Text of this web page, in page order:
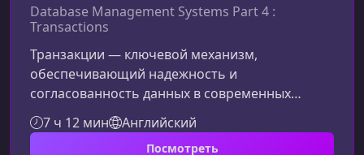
Database Management Systems Part 4 :
Transactions
Транзакции — ключевой механизм,
обеспечивающий надежность и
согласованность данных в современных
системах управления базами данных. В этом
материале мы разберем фундаментальные
7 ч 12 мин Английский
Посмотреть